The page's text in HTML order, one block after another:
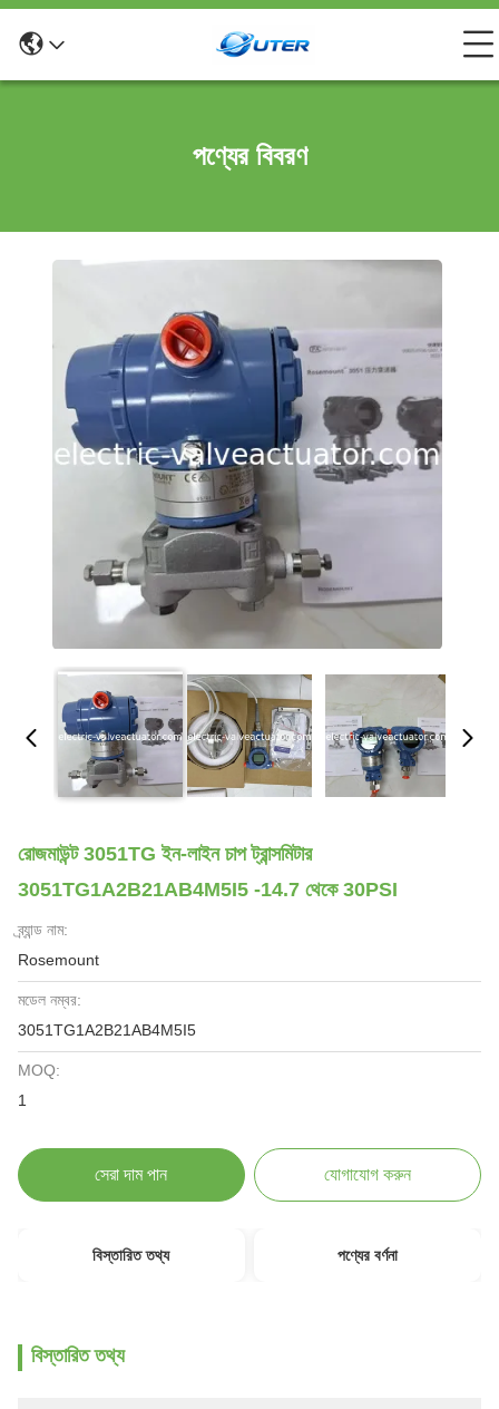
পণ্যের বিবরণ
রোজমাউন্ট 3051TG ইন-লাইন চাপ ট্রান্সমিটার
3051TG1A2B21AB4M5I5 -14.7 থেকে 30PSI
ব্র্যান্ড নাম:
Rosemount
মডেল নম্বর:
3051TG1A2B21AB4M5I5
MOQ:
1
সেরা দাম পান যোগাযোগ করুন
বিস্তারিত তথ্য পণ্যের বর্ণনা
বিস্তারিত তথ্য